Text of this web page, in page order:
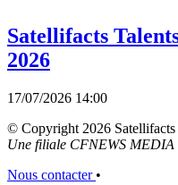
Satellifacts
2026
17/07/2026 14:00
© Copyright 2026 Satellifacts
Une filiale CFNEWS
Nous contacter •